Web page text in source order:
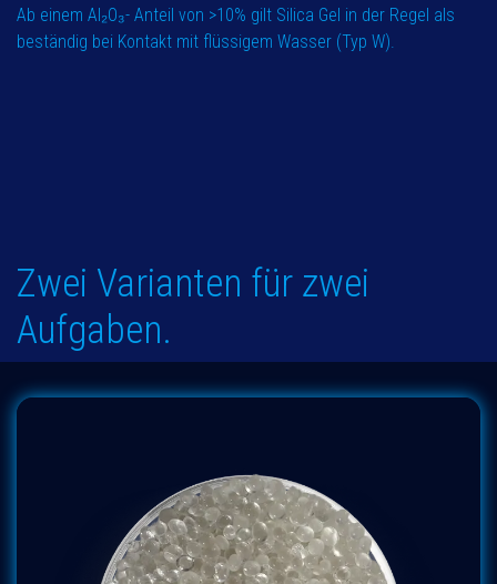
Ab einem Al₂O₃- Anteil von >10% gilt Silica Gel in der Regel als
beständig bei Kontakt mit flüssigem Wasser (Typ W).
Zwei Varianten für zwei
Aufgaben.